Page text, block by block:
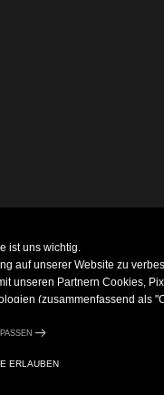
ist uns wichtig.
auf unserer Website zu
unseren Partnern Cookies,
(zusammenfassend als
sind und optionale Cookies,
Sie gesammelt werden (z. B.
und
ERLAUBEN